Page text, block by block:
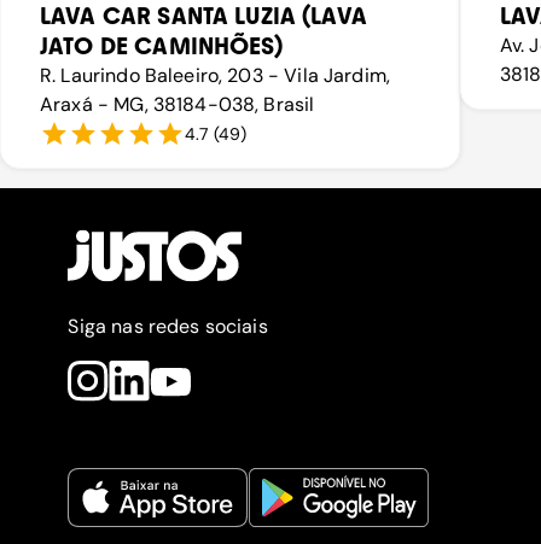
LAVA CAR SANTA LUZIA (LAVA
JATO DE CAMINHÕES)
R. Laurindo Baleeiro, 203 - Vila Jardim,
Araxá - MG, 38184-038, Brasil
4.7 (49)
Av.
Siga nas redes sociais